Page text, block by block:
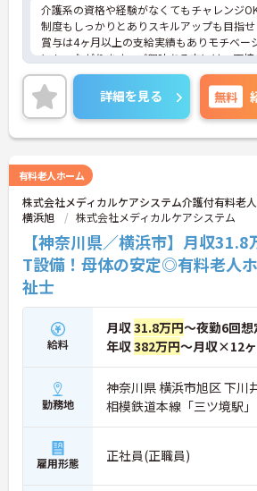
介護系の資格や経験がなくてもチャレンジ
制度もしっかりとありスキルアップも目指せ
賞与は4ヶ月以上の支給実績もありモチベー
にもつながります。ご興味ある方には、面
イントなど、さらに詳細をお話しいたしま
気軽にご相談ください！
詳細を見る 無料
有料老人ホーム
株式会社メディカルケアシステム介護付有料老
横浜旭
株式会社メディカルケアシステム
【神奈川県／横浜市】月収
T設備！母体の安定◎有料老人
祉士
給料
月収31.8万円～夜勤6回想
年収382万円～月収×12
勤務地
神奈川県 横浜市旭区 下川
相模鉄道本線「三ツ境駅
雇用形態 正社員(正職員)